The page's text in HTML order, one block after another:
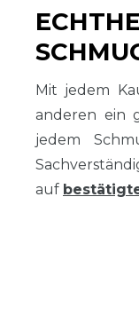
Mit jedem
anderen ein
jedem
auf